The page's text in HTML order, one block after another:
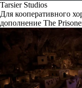
Tarsier Studios
Для кооперативного
дополнение The